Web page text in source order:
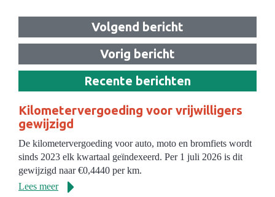
Volgend bericht
Vorig bericht
Recente berichten
Kilometervergoeding voor vrijwilligers
gewijzigd
De kilometervergoeding voor auto, moto en bromfiets wordt
sinds 2023 elk kwartaal geïndexeerd. Per 1 juli 2026 is dit
gewijzigd naar €0,4440 per km.
Lees meer